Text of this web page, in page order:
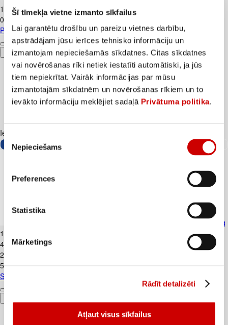
Šī tīmekļa vietne izmanto sīkfailus
Lai garantētu drošību un pareizu vietnes darbību,
apstrādājam jūsu ierīces tehnisko informāciju un
izmantojam nepieciešamās sīkdatnes. Citas sīkdatnes
vai novērošanas rīki netiek iestatīti automātiski, ja jūs
tiem nepiekrītat. Vairāk informācijas par mūsu
izmantotajām sīkdatnēm un novērošanas rīkiem un to
ievākto informāciju meklējiet sadaļā Privātuma politika.
Piekrišanas
izvēle
Nepieciešams
Preferences
Statistika
Mārketings
Rādīt detalizēti
Atļaut visus sīkfailus
1
37€
0,91€/l
Piens TERE 2,5% 1,5L
Pievienot
Iesakām ar
Skābais krējums VALMIERA 20% 450g
1
4,42€/kg
2
5,31€/kg
Skābais krējums VALMIERA 20% 450g